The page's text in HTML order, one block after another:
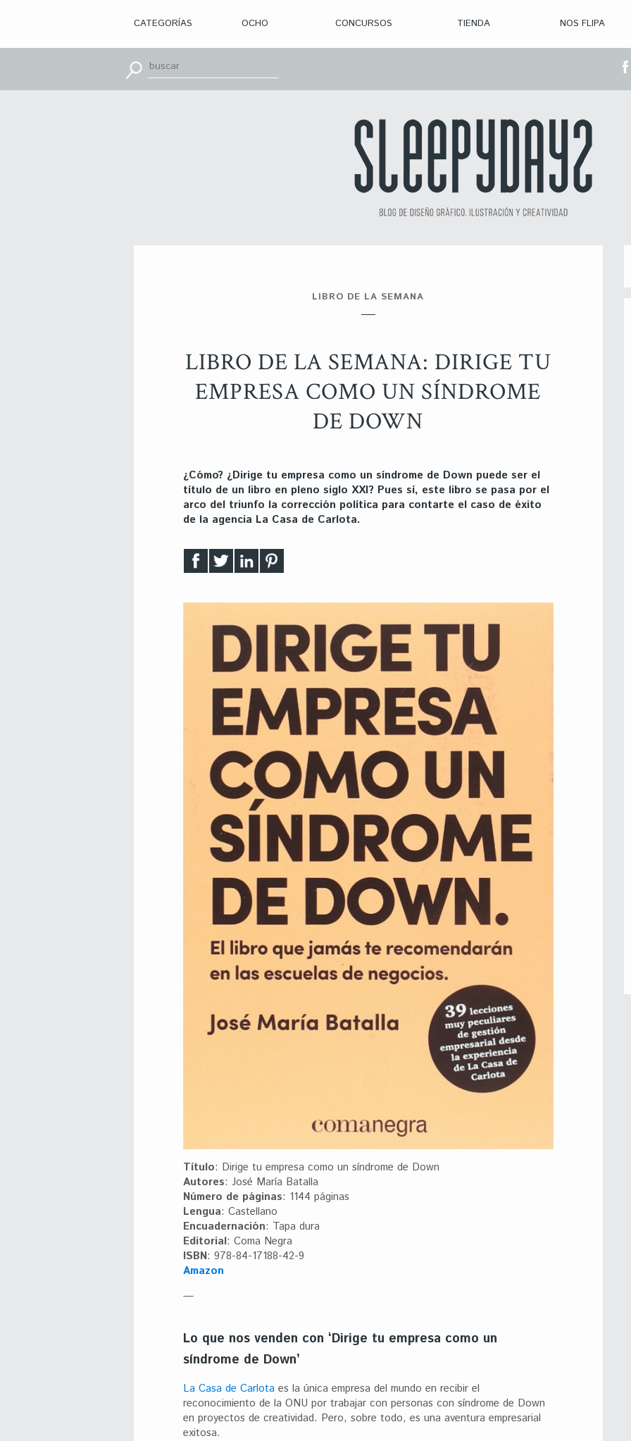
CATEGORÍAS
> DISEÑO
> APRENDE
CON
OCHO CONCURSOS
> CON. CERRADA
TIENDA NOS FLIPA
LIBRO DE LA SEMANA
LIBRO DE LA SEMANA: DIRIGE TU
EMPRESA COMO UN SÍNDROME
DE DOWN
¿Cómo? ¿Dirige tu empresa como un síndrome de Down puede ser el
título de un libro en pleno siglo XXI? Pues sí, este libro se pasa por el
arco del triunfo la corrección política para contarte el caso de éxito
de la agencia La Casa de Carlota.
Título: Dirige tu empresa como un síndrome de Down
Autores: José María Batalla
Número de páginas: 1144 páginas
Lengua: Castellano
Encuadernación: Tapa dura
Editorial: Coma Negra
ISBN: 978-84-17188-42-9
Amazon
—
Lo que nos venden con ‘Dirige tu empresa como un
síndrome de Down’
La Casa de Carlota es la única empresa del mundo en recibir el
reconocimiento de la ONU por trabajar con personas con síndrome de Down
en proyectos de creatividad. Pero, sobre todo, es una aventura empresarial
exitosa.